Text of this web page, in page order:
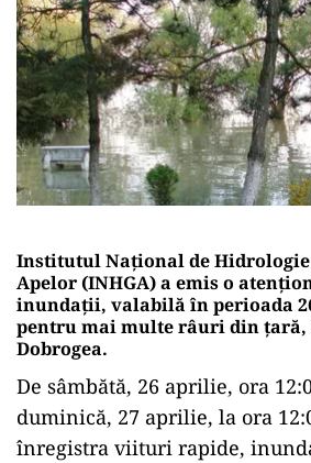
Institutul Național de Hidrologie
Apelor (INHGA) a emis o
inundații, valabilă în perioada
pentru mai multe râuri din
Dobrogea.
De sâmbătă, 26 aprilie, ora
duminică, 27 aprilie, la ora
înregistra viituri rapide,